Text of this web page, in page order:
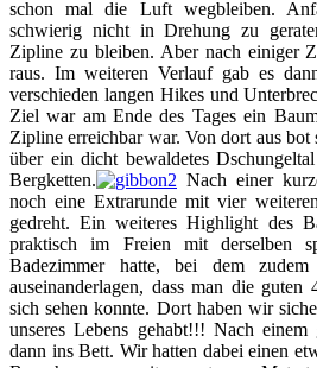
schon mal die Luft wegbleiben.
schwierig nicht in Drehung zu
Zipline zu bleiben. Aber nach einiger
raus. Im weiteren Verlauf gab es
verschieden langen Hikes und
Ziel war am Ende des Tages ein
Zipline erreichbar war. Von dort aus
über ein dicht bewaldetes
Bergketten.
Nach einer
noch eine Extrarunde mit vier
gedreht. Ein weiteres Highlight des
praktisch im Freien mit derselben
Badezimmer hatte, bei dem
auseinanderlagen, dass man die
sich sehen konnte. Dort haben wir
unseres Lebens gehabt!!! Nach einem
dann ins Bett. Wir hatten dabei einen